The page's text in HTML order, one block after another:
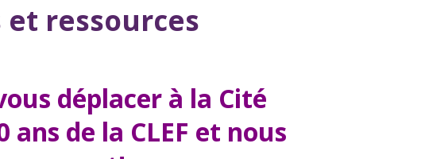
et ressources
déplacer à la Cité
de la CLEF et nous